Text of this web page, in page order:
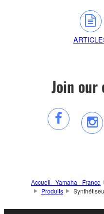
Join our
Accueil - Yamaha - France
Produits